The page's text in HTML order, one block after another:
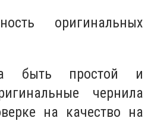
оригинальных
быть простой и
чернила
на качество на